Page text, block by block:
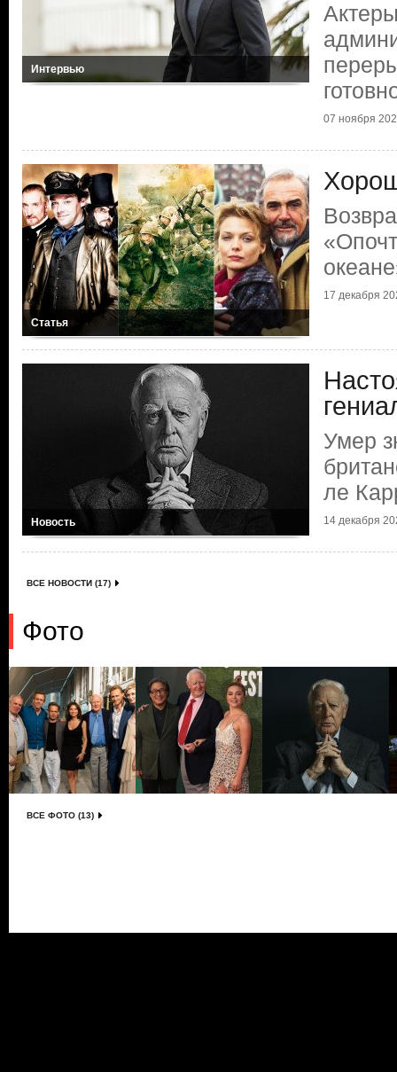
Интервью
07 ноября
Статья
17 декабря
Новость
Умер
ле
14 декабря
ВСЕ НОВОСТИ (17)
Фото
ВСЕ ФОТО (13)